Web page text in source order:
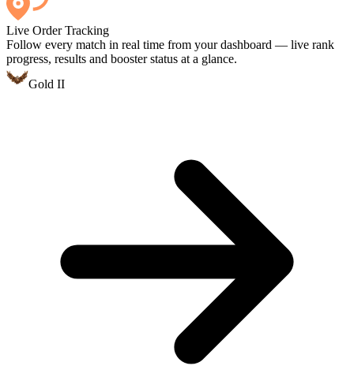
Live Order Tracking
Follow every match in real time from your dashboard — live rank
progress, results and booster status at a glance.
Gold II